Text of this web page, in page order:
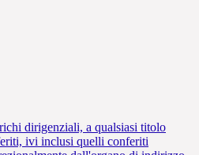
dirigenziali, a qualsiasi titolo
ivi inclusi quelli conferiti